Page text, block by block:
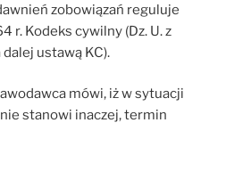
zobowiązań reguluje
r. Kodeks cywilny (Dz. U. z
ustawą KC).
mówi, iż w sytuacji
stanowi inaczej, termin